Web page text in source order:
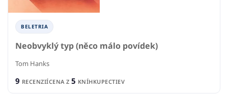
BELETRIA
Neobvyklý typ (něco málo povídek)
Tom Hanks
9 RECENZIÍCENA Z 5 KNÍHKUPECTIEV